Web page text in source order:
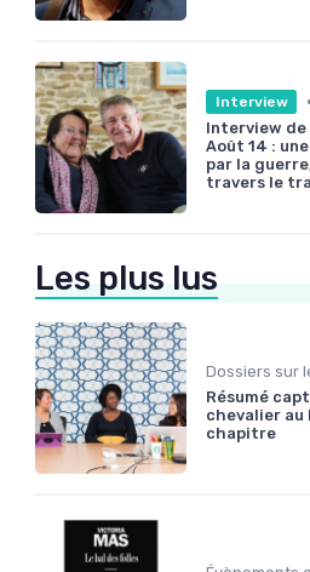
Interview •
Interview de
Août 14 :
par la
travers le
Les plus lus
Résumé
chevalier au
chapitre